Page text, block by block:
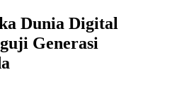
Dunia Digital
Generasi